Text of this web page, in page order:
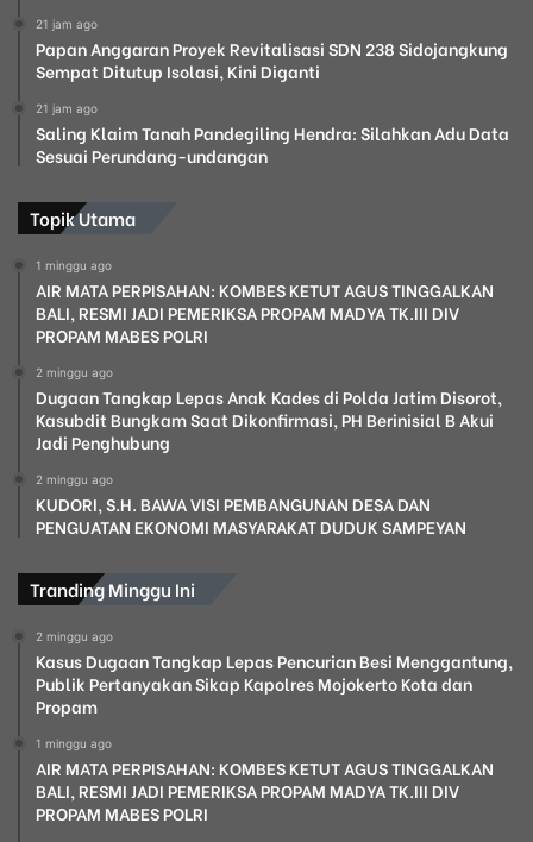
21 jam ago
Papan Anggaran Proyek Revitalisasi SDN 238 Sidojangkung
Sempat Ditutup Isolasi, Kini Diganti
21 jam ago
Saling Klaim Tanah Pandegiling Hendra: Silahkan Adu Data
Sesuai Perundang-undangan
Topik Utama
1 minggu ago
AIR MATA PERPISAHAN: KOMBES KETUT AGUS TINGGALKAN
BALI, RESMI JADI PEMERIKSA PROPAM MADYA TK.III DIV
PROPAM MABES POLRI
2 minggu ago
Dugaan Tangkap Lepas Anak Kades di Polda Jatim Disorot,
Kasubdit Bungkam Saat Dikonfirmasi, PH Berinisial B Akui
Jadi Penghubung
2 minggu ago
KUDORI, S.H. BAWA VISI PEMBANGUNAN DESA DAN
PENGUATAN EKONOMI MASYARAKAT DUDUK SAMPEYAN
Tranding Minggu Ini
2 minggu ago
Kasus Dugaan Tangkap Lepas Pencurian Besi Menggantung,
Publik Pertanyakan Sikap Kapolres Mojokerto Kota dan
Propam
1 minggu ago
AIR MATA PERPISAHAN: KOMBES KETUT AGUS TINGGALKAN
BALI, RESMI JADI PEMERIKSA PROPAM MADYA TK.III DIV
PROPAM MABES POLRI